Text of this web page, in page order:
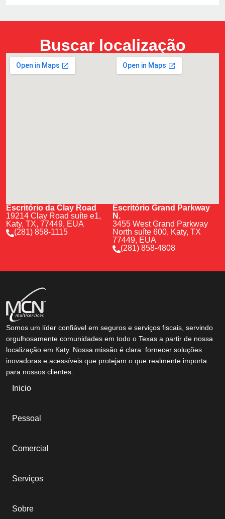
Buscar localização
Escritório da Clay Road
19214 Clay Road suíte e1,
Katy, TX, 77449, EUA
(281) 858-1115
Escritório Grand Parkway
N.
3455 West Grand Parkway
North suíte 600, Katy, TX
77449, EUA
(281) 858-4808
Somos um líder confiável em seguros e serviços fiscais, servindo
orgulhosamente comunidades em todo o Texas a partir de nossa
localização em Katy. Nossa missão é clara: fornecer soluções
inovadoras e acessíveis que protejam o que realmente importa
para nossos clientes.
Inicio
Pessoal
Comercial
Serviços
Sobre